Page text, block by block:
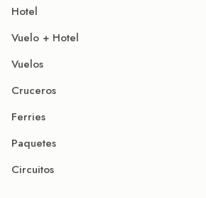
Hotel
Vuelo + Hotel
Vuelos
Cruceros
Ferries
Paquetes
Circuitos